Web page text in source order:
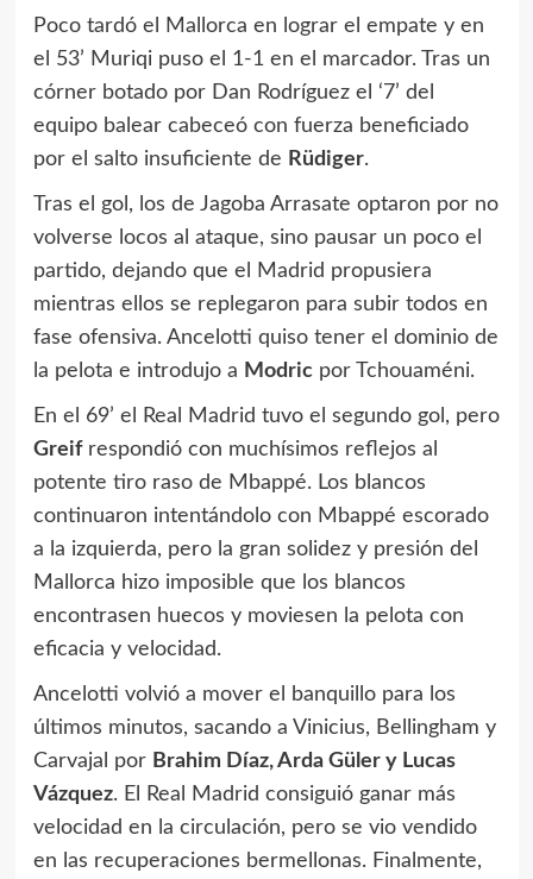
Poco tardó el Mallorca en lograr el empate y en
el 53’ Muriqi puso el 1-1 en el marcador. Tras un
córner botado por Dan Rodríguez el ‘7’ del
equipo balear cabeceó con fuerza beneficiado
por el salto insuficiente de Rüdiger.
Tras el gol, los de Jagoba Arrasate optaron por no
volverse locos al ataque, sino pausar un poco el
partido, dejando que el Madrid propusiera
mientras ellos se replegaron para subir todos en
fase ofensiva. Ancelotti quiso tener el dominio de
la pelota e introdujo a Modricpor Tchouaméni.
En el 69’ el Real Madrid tuvo el segundo gol, pero
Greifrespondió con muchísimos reflejos al
potente tiro raso de Mbappé. Los blancos
continuaron intentándolo con Mbappé escorado
a la izquierda, pero la gran solidez y presión del
Mallorca hizo imposible que los blancos
encontrasen huecos y moviesen la pelota con
eficacia y velocidad.
Ancelotti volvió a mover el banquillo para los
últimos minutos, sacando a Vinicius, Bellingham y
Carvajal por Brahim Díaz, Arda Güler y Lucas
Vázquez. El Real Madrid consiguió ganar más
velocidad en la circulación, pero se vio vendido
en las recuperaciones bermellonas. Finalmente,